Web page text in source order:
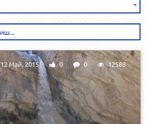
12 Май, 2015 0 0 12588